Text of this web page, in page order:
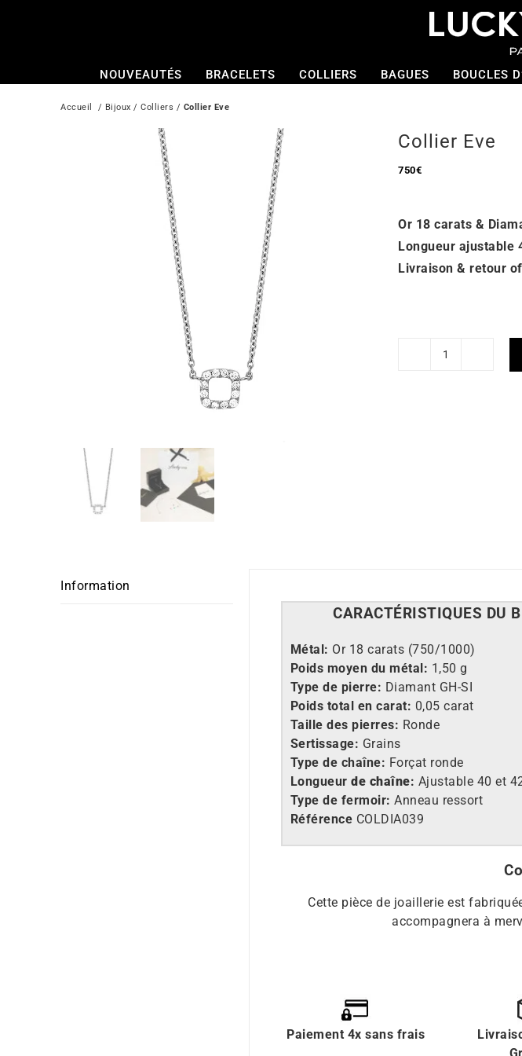
NOUVEAUTÉS BRACELETS COLLIERS BAGUES BOUCLES
Accueil
  /
Bijoux / Colliers / Collier Eve
Collier Eve
750€
Or 18 carats &
Longueur ajustable
Livraison & retour
quantité
Information
CARACTÉ RISTIQUES DU
Métal: Or 18 carats (750/1000)
Poids moyen du métal: 1,50 g
Type de pierre: Diamant GH-SI
Poids total en carat: 0,05 carat
Taille des pierres: Ronde
Sertissage: Grains
Type de chaîne: Forçat ronde
Longueurde chaîne: Ajustable 40 et
Type de fermoir:Anneau ressort
Référence COLDIA039
Cette pièce de joaillerie est
accompagnera à
Paiement 4x sans frais